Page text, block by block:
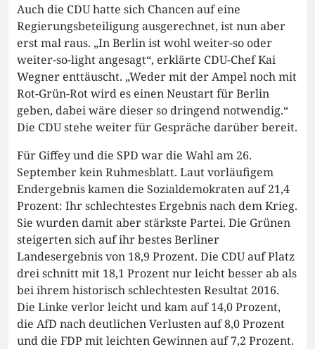
Auch die CDU hatte sich Chancen auf eine
Regierungsbeteiligung ausgerechnet, ist nun aber
erst mal raus. „In Berlin ist wohl weiter-so oder
weiter-so-light angesagt“, erklärte CDU-Chef Kai
Wegner enttäuscht. „Weder mit der Ampel noch mit
Rot-Grün-Rot wird es einen Neustart für Berlin
geben, dabei wäre dieser so dringend notwendig.“
Die CDU stehe weiter für Gespräche darüber bereit.
Für Giffey und die SPD war die Wahl am 26.
September kein Ruhmesblatt. Laut vorläufigem
Endergebnis kamen die Sozialdemokraten auf 21,4
Prozent: Ihr schlechtestes Ergebnis nach dem Krieg.
Sie wurden damit aber stärkste Partei. Die Grünen
steigerten sich auf ihr bestes Berliner
Landesergebnis von 18,9 Prozent. Die CDU auf Platz
drei schnitt mit 18,1 Prozent nur leicht besser ab als
bei ihrem historisch schlechtesten Resultat 2016.
Die Linke verlor leicht und kam auf 14,0 Prozent,
die AfD nach deutlichen Verlusten auf 8,0 Prozent
und die FDP mit leichten Gewinnen auf 7,2 Prozent.